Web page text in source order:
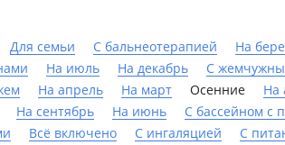
Для семьи С бальнеотерапией На
На июль На декабрь С
На апрель На март Осенние На
На сентябрь На июнь
С бассейном с
Всё включено С ингаляцией
С